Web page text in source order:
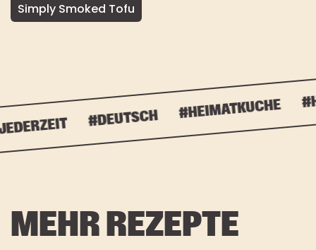
Simply Smoked Tofu
#DEUTSCH #HEIMATKÜCHE
MEHR REZEPTE